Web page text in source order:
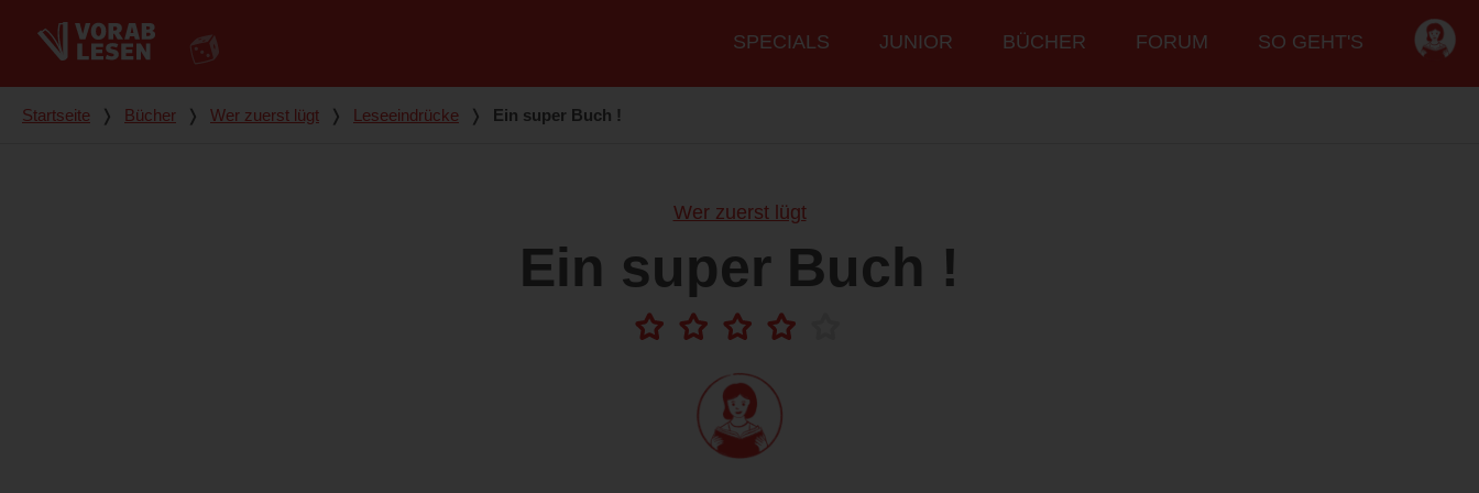
Hauptmenü
SPECIALS JUNIOR BÜCHER FORUM SO GEHT'S
Du bist hier
Startseite ❭ Bücher ❭ Wer zuerst lügt ❭ Leseeindrücke ❭ Ein super Buch !
Wer zuerst lügt
Ein super Buch !